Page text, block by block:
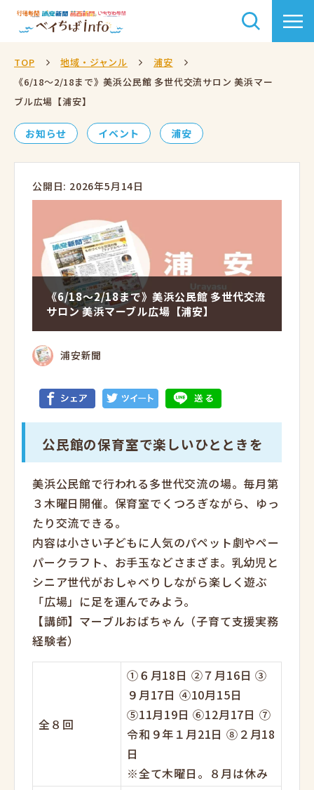
TOP 地域・ジャンル
浦安
《6/18～2/18まで》美浜公民館 多世代交流サロン 美浜マー
ブル広場【浦安】
お知らせ イベント 浦安
公開日: 2026年5月14日
《6/18～2/18まで》美浜公民館 多世代交流
サロン 美浜マーブル広場【浦安】
浦安新聞
公民館の保育室で楽しいひとときを
美浜公民館で行われる多世代交流の場。毎月第
３木曜日開催。保育室でくつろぎながら、ゆっ
たり交流できる。
内容は小さい子どもに人気のパペット劇やペー
パークラフト、お手玉などさまざま。乳幼児と
シニア世代がおしゃべりしながら楽しく遊ぶ
「広場」に足を運んでみよう。
【講師】マーブルおばちゃん（子育て支援実務
経験者）
全８回
①６月18日 ②７月16日 ③
９月17日 ④10月15日
⑤11月19日 ⑥12月17日 ⑦
令和９年１月21日 ⑧２月18
日
※全て木曜日。８月は休み